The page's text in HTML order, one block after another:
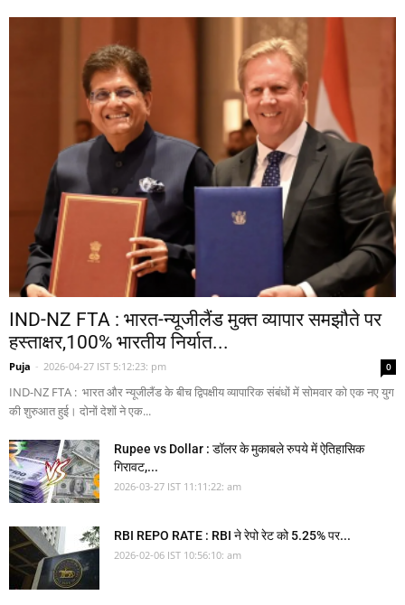
IND-NZ FTA : भारत-न्यूजीलैंड मुक्त व्यापार समझौते पर
हस्ताक्षर,100% भारतीय निर्यात...
Puja - 2026-04-27 IST 5:12:23: pm 0
IND-NZ FTA : भारत और न्यूजीलैंड के बीच द्विपक्षीय व्यापारिक संबंधों में सोमवार को एक नए युग
की शुरुआत हुई। दोनों देशों ने एक...
Rupee vs Dollar : डॉलर के मुकाबले रुपये में ऐतिहासिक
गिरावट,...
2026-03-27 IST 11:11:22: am
RBI REPO RATE : RBI ने रेपो रेट को 5.25% पर...
2026-02-06 IST 10:56:10: am